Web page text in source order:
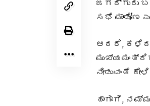
ಜಗದ್ಗುರು
ಸಭೆ ಮಾಡೋಣ
ಆದರೆ, ಕಳೆದ
ನೀಡುವಂತೆ
ಹಾಗಾಗಿ,